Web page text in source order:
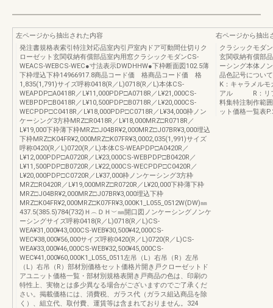
左ページから抽出された内容
発注書規格表索引特注対応品室内引戸室内ドア可動間仕切りク
ローゼット玄関収納有償部品室内用窓クラシックモダンCS-
WEACS-WEBCS-WEC●寸法表示DWDHHW●下枠断面図102.5薄
下枠埋込下枠14966917.8商品コード価 格商品コード価 格
1,835(1,791)サイズ呼称0418(R／L)0718(R／L)本体CS-
WEAPDP□A0418R／L¥11,000PDP□A0718R／L¥21,000CS-
WEBPDP□B0418R／L¥10,500PDP□B0718R／L¥20,000CS-
WECPDP□C0418R／L¥18,000PDP□C0718R／L¥34,000枠ノン
ケーシング3方枠MRZ□R0418R／L¥18,000MRZ□R0718R／
L¥19,000下枠薄下枠MRZ□J04BR¥2,000MRZ□J07BR¥3,000埋込
下枠MRZ□K04FR¥2,000MRZ□K07FR¥3,0002,035(1,991)サイズ
呼称0420(R／L)0720(R／L)本体CS-WEAPDP□A0420R／
L¥12,000PDP□A0720R／L¥23,000CS-WEBPDP□B0420R／
L¥11,500PDP□B0720R／L¥22,000CS-WECPDP□C0420R／
L¥20,000PDP□C0720R／L¥37,000枠ノンケーシング3方枠
MRZ□R0420R／L¥19,000MRZ□R0720R／L¥20,000下枠薄下枠
MRZ□J04BR¥2,000MRZ□J07BR¥3,000埋込下枠
MRZ□K04FR¥2,000MRZ□K07FR¥3,000K1_L055_0512W(DW)㎜
437.5(385.5)784(732)Ｈ︵ＤＨ︶㎜開口図ノンケーシングノンケ
ーシングサイズ呼称0418(R／L)0718(R／L)CS-
WEA¥31,000¥43,000CS-WEB¥30,500¥42,000CS-
WEC¥38,000¥56,000サイズ呼称0420(R／L)0720(R／L)CS-
WEA¥33,000¥46,000CS-WEB¥32,500¥45,000CS-
WEC¥41,000¥60,000K1_L055_0511左吊（L）右吊（R）左吊
（L）右吊（R）部材別価格セット価格片開き戸クローゼットド
アユニット価格一覧・部材別規格表開き戸商品の色は、印刷の
特性上、実物とは多少異なる場合がございますのでご了承くだ
さい。掲載価格には、消費税、ガラス代（ガラス組込商品を除
く）、組立代、取付費、運賃等は含まれておりません。324
右ページから抽出
クラシックモダ
玄関収納有償部
ーシング本体ノ
品色記号につい
K：キャラメル
アル R：リフ
料集特注制作範
ット価格一覧表